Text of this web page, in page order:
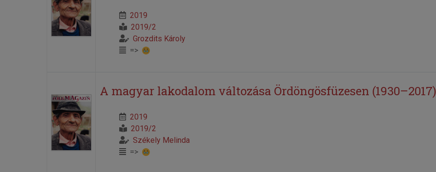
2019
2019/2
Grozdits Károly
=>
A magyar lakodalom változása Ördöngösfüzesen (1930–2017)
2019
2019/2
Székely Melinda
=>